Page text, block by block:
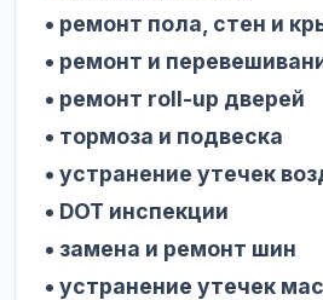
• ремонт пола, стен и
• ремонт и
• ремонт roll-up дверей
• тормоза и подвеска
• устранение утечек
• DOT инспекции
• замена и ремонт шин
• устранение утечек